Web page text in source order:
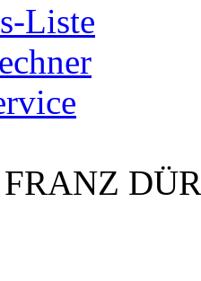
Liste